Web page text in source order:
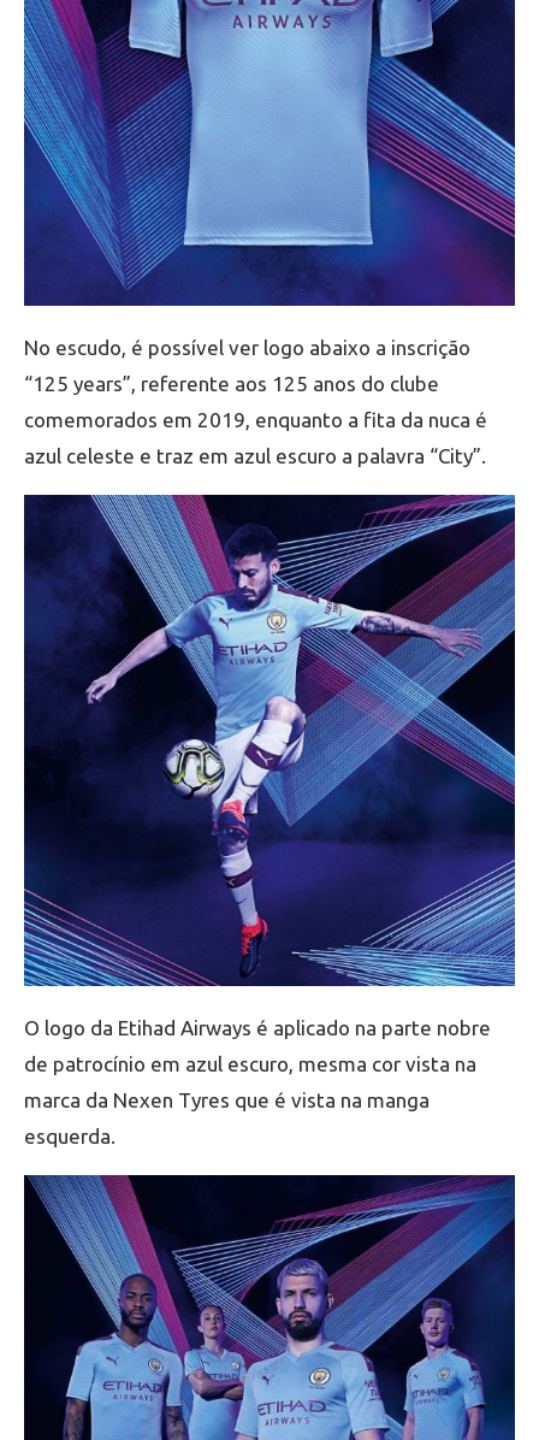
No escudo, é possível ver logo abaixo a inscrição
“125 years”, referente aos 125 anos do clube
comemorados em 2019, enquanto a fita da nuca é
azul celeste e traz em azul escuro a palavra “City”.
O logo da Etihad Airways é aplicado na parte nobre
de patrocínio em azul escuro, mesma cor vista na
marca da Nexen Tyres que é vista na manga
esquerda.